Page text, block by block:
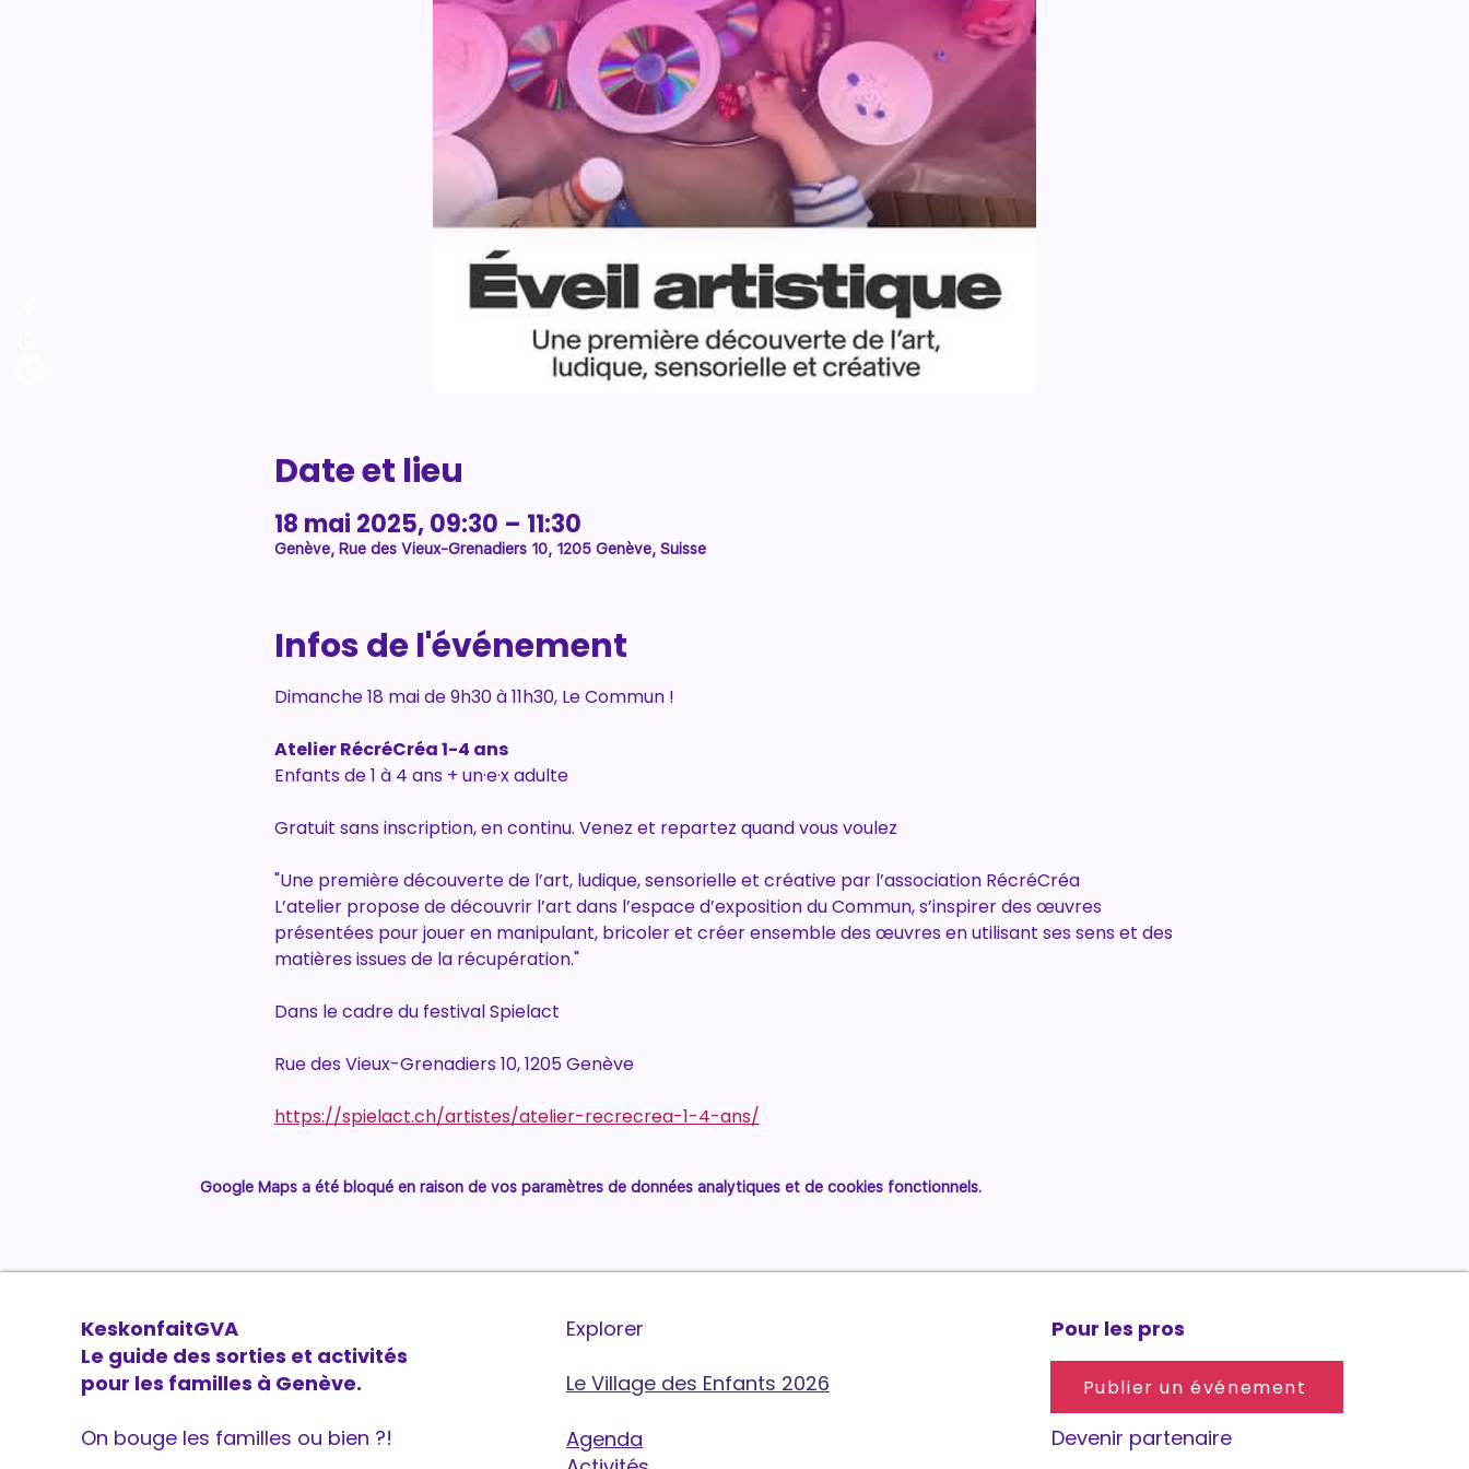
Date et lieu
18 mai 2025, 09:30 – 11:30
Genève, Rue des Vieux-Grenadiers 10, 1205 Genève, Suisse
Infos de l'événement
Dimanche 18 mai de 9h30 à 11h30, Le Commun !
Atelier RécréCréa 1-4 ans
Enfants de 1 à 4 ans + un·e·x adulte
Gratuit sans inscription, en continu. Venez et repartez quand vous voulez
"Une première découverte de l’art, ludique, sensorielle et créative par l’association RécréCréa
L’atelier propose de découvrir l’art dans l’espace d’exposition du Commun, s’inspirer des œuvres
présentées pour jouer en manipulant, bricoler et créer ensemble des œuvres en utilisant ses sens et des
matières issues de la récupération."
Dans le cadre du festival Spielact
Rue des Vieux-Grenadiers 10, 1205 Genève
https://spielact.ch/artistes/atelier-recrecrea-1-4-ans/
Google Maps a été bloqué en raison de vos paramètres de données analytiques et de cookies fonctionnels.
KeskonfaitGVA
Le guide des sorties et activités
pour les familles à Genève.
On bouge les familles ou bien ?!
Explorer
Le Village des Enfants 2026
Agenda
Pour les pros
Devenir partenaire
Publier un événement